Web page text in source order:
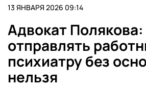
13 ЯНВАРЯ 2026 09:14
Адвокат Полякова:
отправлять
психиатру без
нельзя